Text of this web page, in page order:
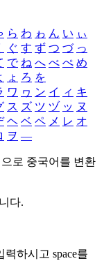
ら わ ゎ ん い ぃ
ぐ す ず つ づ っ
で ね へ べ ぺ め
ょ ろ を
ワ ヮ ン イ ィ キ
ス ズ ツ ヅ ッ ヌ
ヘ ベ ペ メ レ オ
ヲ ―
로 중국어를 변환
다.
력하시고 space를